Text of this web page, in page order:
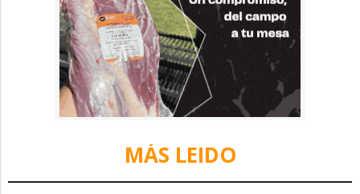
MÁS LEIDO